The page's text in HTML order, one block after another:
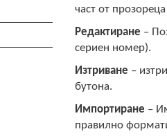
част от
Редактиране –
сериен номер).
Изтриване –
бутона.
Импортиране –
правилно